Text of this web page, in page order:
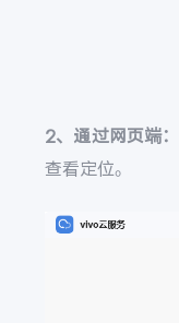
2、通过网页端：
查看定位。